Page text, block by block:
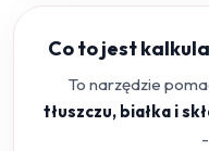
Co to jest
To narzędzie
tłuszczu, białka i